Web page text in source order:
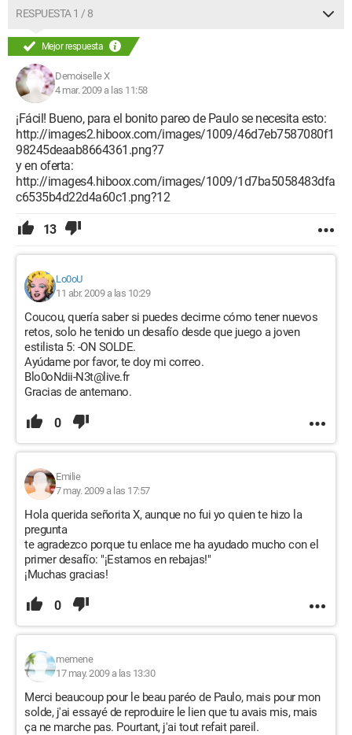
RESPUESTA 1 / 8
Mejor respuesta
Demoiselle X
4 mar. 2009 a las 11:58
¡Fácil! Bueno, para el bonito pareo de Paulo se necesita esto:
http://images2.hiboox.com/images/1009/46d7eb7587080f1
98245deaab8664361.png?7
y en oferta:
http://images4.hiboox.com/images/1009/1d7ba5058483dfa
c6535b4d22d4a60c1.png?12
13
Lo0oU
11 abr. 2009 a las 10:29
Coucou, quería saber si puedes decirme cómo tener nuevos
retos, solo he tenido un desafío desde que juego a joven
estilista 5: -ON SOLDE.
Ayúdame por favor, te doy mi correo.
Blo0oNdii-N3t@live.fr
Gracias de antemano.
0
Emilie
7 may. 2009 a las 17:57
Hola querida señorita X, aunque no fui yo quien te hizo la
pregunta
te agradezco porque tu enlace me ha ayudado mucho con el
primer desafío: "¡Estamos en rebajas!"
¡Muchas gracias!
0
memene
17 may. 2009 a las 13:30
Merci beaucoup pour le beau paréo de Paulo, mais pour mon
solde, j'ai essayé de reproduire le lien que tu avais mis, mais
ça ne marche pas. Pourtant, j'ai tout refait pareil.